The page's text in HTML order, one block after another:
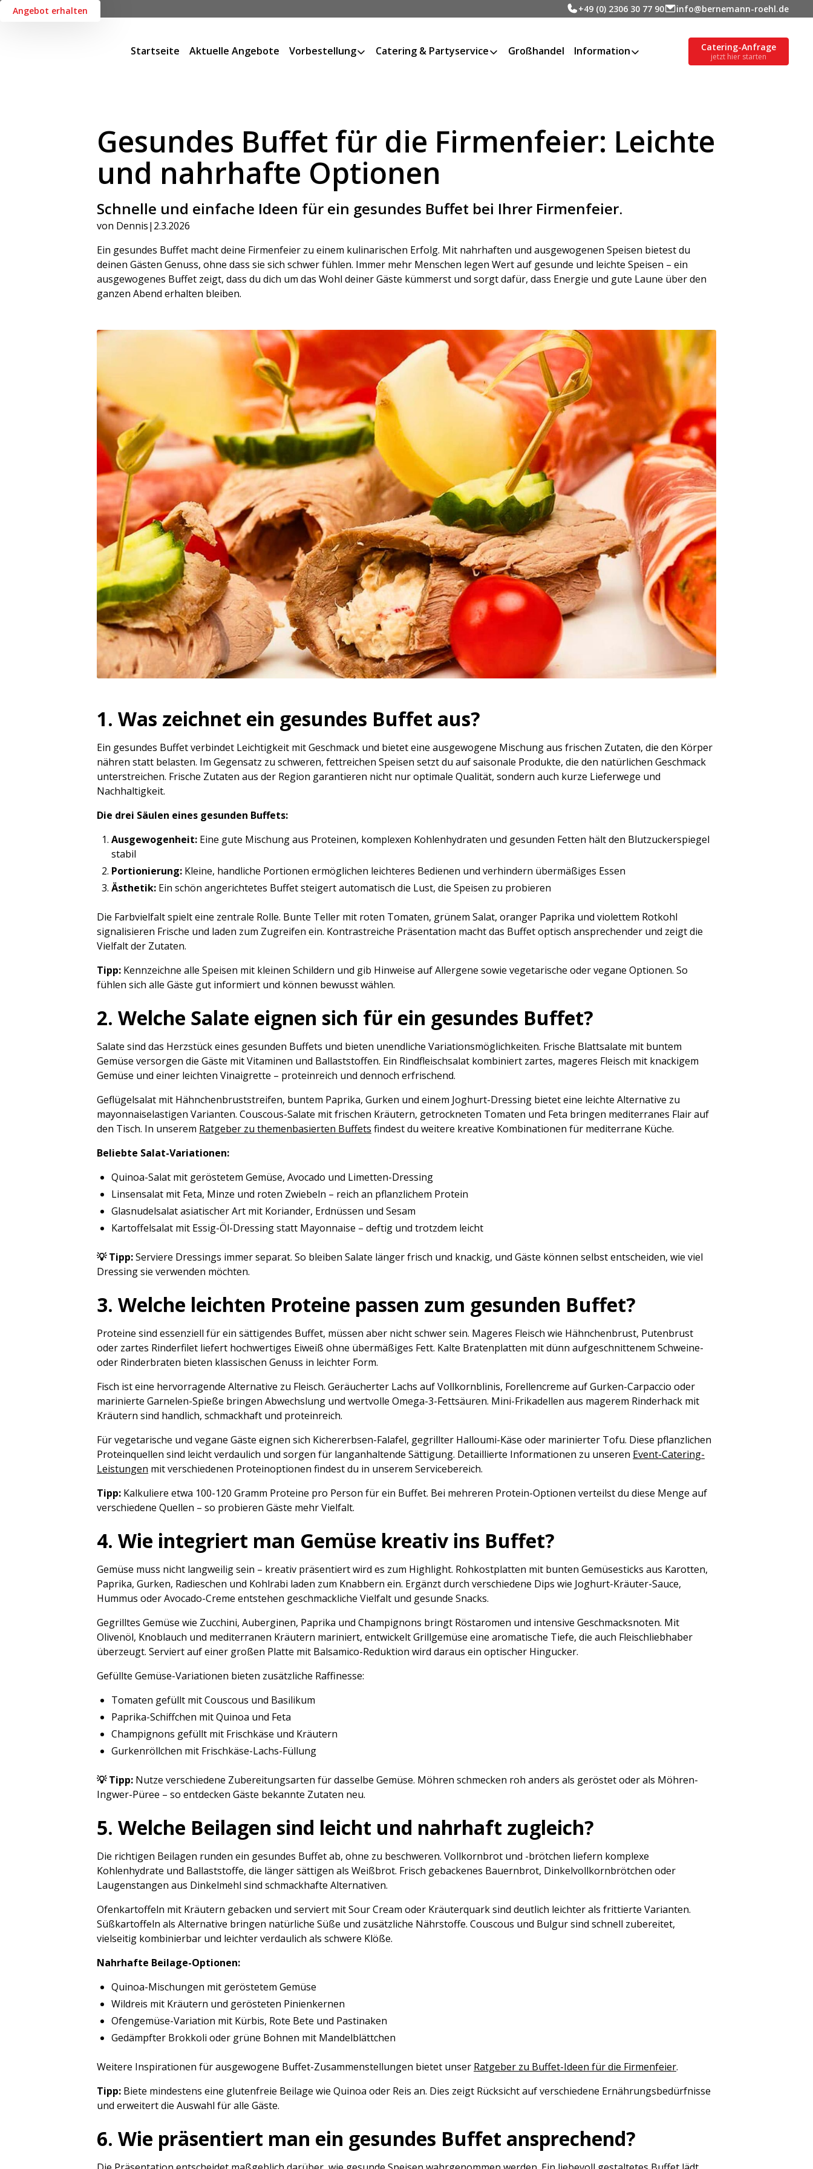
+49 (0) 2306 30 77 90 info@bernemann-roehl.de
Startseite Aktuelle Angebote Vorbestellung Catering & Partyservice Großhandel Information Catering-Anfrage
jetzt hier starten
Angebot erhalten
Gesundes Buffet für die Firmenfeier: Leichte
und nahrhafte Optionen
Schnelle und einfache Ideen für ein gesundes Buffet bei Ihrer Firmenfeier.
von Dennis| 2.3.2026
Ein gesundes Buffet macht deine Firmenfeier zu einem kulinarischen Erfolg. Mit nahrhaften und ausgewogenen Speisen bietest du
deinen Gästen Genuss, ohne dass sie sich schwer fühlen. Immer mehr Menschen legen Wert auf gesunde und leichte Speisen – ein
ausgewogenes Buffet zeigt, dass du dich um das Wohl deiner Gäste kümmerst und sorgt dafür, dass Energie und gute Laune über den
ganzen Abend erhalten bleiben.
1. Was zeichnet ein gesundes Buffet aus?
Ein gesundes Buffet verbindet Leichtigkeit mit Geschmack und bietet eine ausgewogene Mischung aus frischen Zutaten, die den Körper
nähren statt belasten. Im Gegensatz zu schweren, fettreichen Speisen setzt du auf saisonale Produkte, die den natürlichen Geschmack
unterstreichen. Frische Zutaten aus der Region garantieren nicht nur optimale Qualität, sondern auch kurze Lieferwege und
Nachhaltigkeit.
Die drei Säulen eines gesunden Buffets:
Ausgewogenheit: Eine gute Mischung aus Proteinen, komplexen Kohlenhydraten und gesunden Fetten hält den Blutzuckerspiegel
stabil
Portionierung: Kleine, handliche Portionen ermöglichen leichteres Bedienen und verhindern übermäßiges Essen
Ästhetik: Ein schön angerichtetes Buffet steigert automatisch die Lust, die Speisen zu probieren
Die Farbvielfalt spielt eine zentrale Rolle. Bunte Teller mit roten Tomaten, grünem Salat, oranger Paprika und violettem Rotkohl
signalisieren Frische und laden zum Zugreifen ein. Kontrastreiche Präsentation macht das Buffet optisch ansprechender und zeigt die
Vielfalt der Zutaten.
Tipp: Kennzeichne alle Speisen mit kleinen Schildern und gib Hinweise auf Allergene sowie vegetarische oder vegane Optionen. So
fühlen sich alle Gäste gut informiert und können bewusst wählen.
2. Welche Salate eignen sich für ein gesundes Buffet?
Salate sind das Herzstück eines gesunden Buffets und bieten unendliche Variationsmöglichkeiten. Frische Blattsalate mit buntem
Gemüse versorgen die Gäste mit Vitaminen und Ballaststoffen. Ein Rindfleischsalat kombiniert zartes, mageres Fleisch mit knackigem
Gemüse und einer leichten Vinaigrette – proteinreich und dennoch erfrischend.
Geflügelsalat mit Hähnchenbruststreifen, buntem Paprika, Gurken und einem Joghurt-Dressing bietet eine leichte Alternative zu
mayonnaiselastigen Varianten. Couscous-Salate mit frischen Kräutern, getrockneten Tomaten und Feta bringen mediterranes Flair auf
den Tisch. In unserem Ratgeber zu themenbasierten Buffets findest du weitere kreative Kombinationen für mediterrane Küche.
Beliebte Salat-Variationen:
Quinoa-Salat mit geröstetem Gemüse, Avocado und Limetten-Dressing
Linsensalat mit Feta, Minze und roten Zwiebeln – reich an pflanzlichem Protein
Glasnudelsalat asiatischer Art mit Koriander, Erdnüssen und Sesam
Kartoffelsalat mit Essig-Öl-Dressing statt Mayonnaise – deftig und trotzdem leicht
💡 Tipp:Serviere Dressings immer separat. So bleiben Salate länger frisch und knackig, und Gäste können selbst entscheiden, wie viel
Dressing sie verwenden möchten.
3. Welche leichten Proteine passen zum gesunden Buffet?
Proteine sind essenziell für ein sättigendes Buffet, müssen aber nicht schwer sein. Mageres Fleisch wie Hähnchenbrust, Putenbrust
oder zartes Rinderfilet liefert hochwertiges Eiweiß ohne übermäßiges Fett. Kalte Bratenplatten mit dünn aufgeschnittenem Schweine-
oder Rinderbraten bieten klassischen Genuss in leichter Form.
Fisch ist eine hervorragende Alternative zu Fleisch. Geräucherter Lachs auf Vollkornblinis, Forellencreme auf Gurken-Carpaccio oder
marinierte Garnelen-Spieße bringen Abwechslung und wertvolle Omega-3-Fettsäuren. Mini-Frikadellen aus magerem Rinderhack mit
Kräutern sind handlich, schmackhaft und proteinreich.
Für vegetarische und vegane Gäste eignen sich Kichererbsen-Falafel, gegrillter Halloumi-Käse oder marinierter Tofu. Diese pflanzlichen
Proteinquellen sind leicht verdaulich und sorgen für langanhaltende Sättigung. Detaillierte Informationen zu unseren Event-Catering-
Leistungen mit verschiedenen Proteinoptionen findest du in unserem Servicebereich.
Tipp: Kalkuliere etwa 100-120 Gramm Proteine pro Person für ein Buffet. Bei mehreren Protein-Optionen verteilst du diese Menge auf
verschiedene Quellen – so probieren Gäste mehr Vielfalt.
4. Wie integriert man Gemüse kreativ ins Buffet?
Gemüse muss nicht langweilig sein – kreativ präsentiert wird es zum Highlight. Rohkostplatten mit bunten Gemüsesticks aus Karotten,
Paprika, Gurken, Radieschen und Kohlrabi laden zum Knabbern ein. Ergänzt durch verschiedene Dips wie Joghurt-Kräuter-Sauce,
Hummus oder Avocado-Creme entstehen geschmackliche Vielfalt und gesunde Snacks.
Gegrilltes Gemüse wie Zucchini, Auberginen, Paprika und Champignons bringt Röstaromen und intensive Geschmacksnoten. Mit
Olivenöl, Knoblauch und mediterranen Kräutern mariniert, entwickelt Grillgemüse eine aromatische Tiefe, die auch Fleischliebhaber
überzeugt. Serviert auf einer großen Platte mit Balsamico-Reduktion wird daraus ein optischer Hingucker.
Gefüllte Gemüse-Variationen bieten zusätzliche Raffinesse:
Tomaten gefüllt mit Couscous und Basilikum
Paprika-Schiffchen mit Quinoa und Feta
Champignons gefüllt mit Frischkäse und Kräutern
Gurkenröllchen mit Frischkäse-Lachs-Füllung
💡 Tipp: Nutze verschiedene Zubereitungsarten für dasselbe Gemüse. Möhren schmecken roh anders als geröstet oder als Möhren-
Ingwer-Püree – so entdecken Gäste bekannte Zutaten neu.
5. Welche Beilagen sind leicht und nahrhaft zugleich?
Die richtigen Beilagen runden ein gesundes Buffet ab, ohne zu beschweren. Vollkornbrot und -brötchen liefern komplexe
Kohlenhydrate und Ballaststoffe, die länger sättigen als Weißbrot. Frisch gebackenes Bauernbrot, Dinkelvollkornbrötchen oder
Laugenstangen aus Dinkelmehl sind schmackhafte Alternativen.
Ofenkartoffeln mit Kräutern gebacken und serviert mit Sour Cream oder Kräuterquark sind deutlich leichter als frittierte Varianten.
Süßkartoffeln als Alternative bringen natürliche Süße und zusätzliche Nährstoffe. Couscous und Bulgur sind schnell zubereitet,
vielseitig kombinierbar und leichter verdaulich als schwere Klöße.
Nahrhafte Beilage-Optionen:
Quinoa-Mischungen mit geröstetem Gemüse
Wildreis mit Kräutern und gerösteten Pinienkernen
Ofengemüse-Variation mit Kürbis, Rote Bete und Pastinaken
Gedämpfter Brokkoli oder grüne Bohnen mit Mandelblättchen
Weitere Inspirationen für ausgewogene Buffet-Zusammenstellungen bietet unser Ratgeber zu Buffet-Ideen für die Firmenfeier.
Tipp: Biete mindestens eine glutenfreie Beilage wie Quinoa oder Reis an. Dies zeigt Rücksicht auf verschiedene Ernährungsbedürfnisse
und erweitert die Auswahl für alle Gäste.
6. Wie präsentiert man ein gesundes Buffet ansprechend?